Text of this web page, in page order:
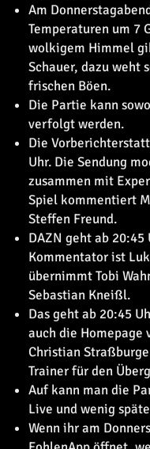
Am
Temperaturen um 7
wolkigem Himmel
Schauer, dazu weht
frischen Böen.
Die Partie kann
verfolgt werden.
Die
Uhr. Die Sendung
zusammen mit
Spiel kommentiert
Steffen Freund.
DAZN geht ab
Kommentator ist
übernimmt Tobi
Sebastian Kneißl.
Dasgeht ab 20:45
auch die Homepage
Christian
Trainer für den
Auf kann man die
Live und wenig
Wenn ihr am